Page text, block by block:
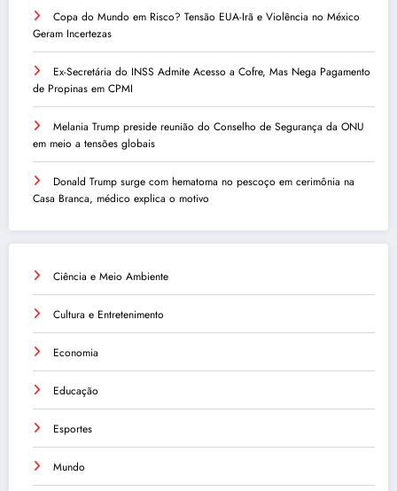
Copa do Mundo em Risco? Tensão EUA-Irã e Violência no México
Geram Incertezas
Ex-Secretária do INSS Admite Acesso a Cofre, Mas Nega Pagamento
de Propinas em CPMI
Melania Trump preside reunião do Conselho de Segurança da ONU
em meio a tensões globais
Donald Trump surge com hematoma no pescoço em cerimônia na
Casa Branca, médico explica o motivo
Ciência e Meio Ambiente
Cultura e Entretenimento
Economia
Educação
Esportes
Mundo